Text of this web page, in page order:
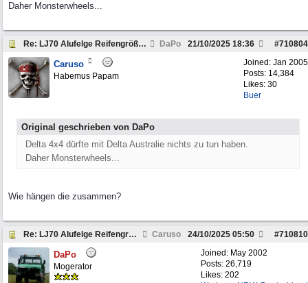
Daher Monsterwheels...
Re: LJ70 Alufelge Reifengröße Freigabe DaPo #710804
21/10/2025 18:36
Joined: Jan 2005
Posts: 14,384
Likes: 30
Buer
Caruso
Habemus Papam
Original geschrieben von DaPo
Delta 4x4 dürfte mit Delta Australie nichts zu tun haben.
Daher Monsterwheels...
Wie hängen die zusammen?
Re: LJ70 Alufelge Reifengröße Freigabe Caruso #710810
24/10/2025 05:50
Joined: May 2002
Posts: 26,719
Likes: 202
DaPo
Mogerator